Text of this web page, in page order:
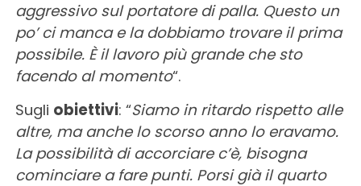
aggressivo sul portatore di palla. Questo un
po’ ci manca e la dobbiamo trovare il prima
possibile. È il lavoro più grande che sto
facendo al momento“.
Sugli obiettivi: “Siamo in ritardo rispetto alle
altre, ma anche lo scorso anno lo eravamo.
La possibilità di accorciare c’è, bisogna
cominciare a fare punti. Porsi già il quarto